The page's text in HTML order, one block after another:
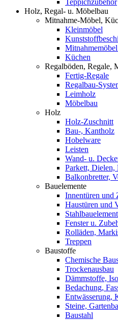
Teppichzubehör
Holz, Regal- u. Möbelbau
Mitnahme-Möbel,
Kleinmöbel
Küchen
Regalböden, Regale,
Fertig-Regale
Regalbau-
Leimholz
Möbelbau
Holz
Holz-Zuschnitt
Bau-, Kantholz
Hobelware
Leisten
Wand- u.
Parkett, Dielen,
Balkonbretter,
Bauelemente
Innentüren und
Haustüren und
Fenster u.
Rolläden,
Treppen
Baustoffe
Chemische
Trockenausbau
Dämmstoffe,
Bedachung,
Entwässerung,
Steine,
Baustahl